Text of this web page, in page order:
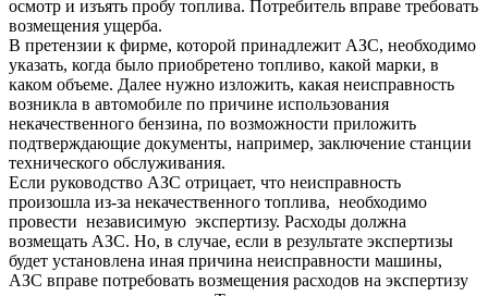
осмотр и изъять пробу топлива. Потребитель вправе требовать
возмещения ущерба.
В претензии к фирме, которой принадлежит АЗС, необходимо
указать, когда было приобретено топливо, какой марки, в
каком объеме. Далее нужно изложить, какая неисправность
возникла в автомобиле по причине использования
некачественного бензина, по возможности приложить
подтверждающие документы, например, заключение станции
технического обслуживания.
Если руководство АЗС отрицает, что неисправность
произошла из-за некачественного топлива, необходимо
провести независимую экспертизу. Расходы должна
возмещать АЗС. Но, в случае, если в результате экспертизы
будет установлена иная причина неисправности машины,
АЗС вправе потребовать возмещения расходов на экспертизу